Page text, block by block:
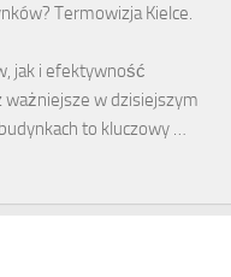
Termowizja Kielce.
jak i efektywność
ważniejsze w dzisiejszym
to kluczowy …